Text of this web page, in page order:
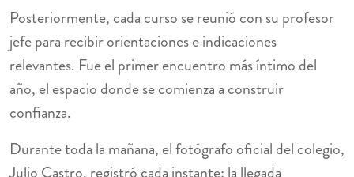
Posteriormente, cada curso se reunió con su profesor
jefe para recibir orientaciones e indicaciones
relevantes. Fue el primer encuentro más íntimo del
año, el espacio donde se comienza a construir
confianza.
Durante toda la mañana, el fotógrafo oficial del colegio,